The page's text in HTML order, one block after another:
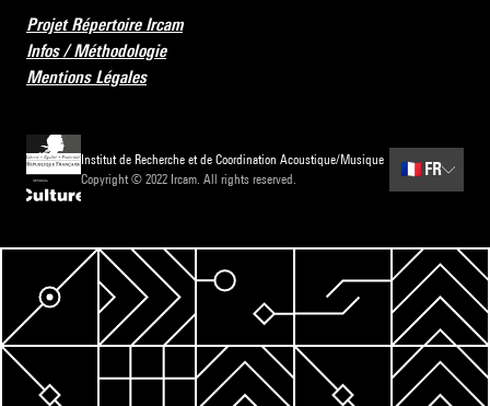
Projet Répertoire Ircam
Infos / Méthodologie
Mentions Légales
Institut de Recherche et de Coordination Acoustique/Musique
Copyright © 2022 Ircam. All rights reserved.
🇫🇷 FR